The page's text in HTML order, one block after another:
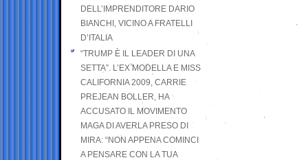
DELL’IMPRENDITORE DARIO
BIANCHI, VICINO A FRATELLI
D’ITALIA
“TRUMP È IL LEADER DI UNA
SETTA”. L’EX MODELLA E MISS
CALIFORNIA 2009, CARRIE
PREJEAN BOLLER, HA
ACCUSATO IL MOVIMENTO
MAGA DI AVERLA PRESO DI
MIRA: “NON APPENA COMINCI
A PENSARE CON LA TUA